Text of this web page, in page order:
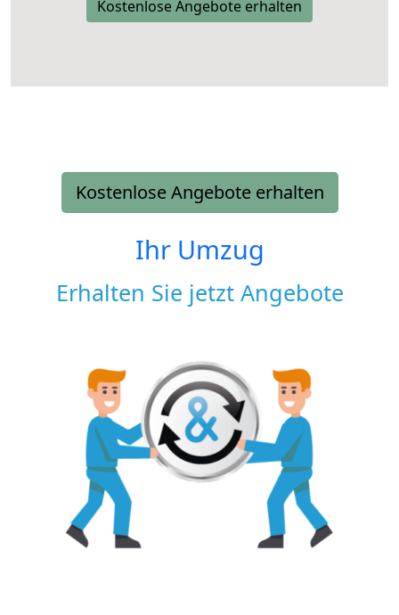
Kostenlose Angebote erhalten
Kostenlose Angebote erhalten
Ihr Umzug
Erhalten Sie jetzt Angebote